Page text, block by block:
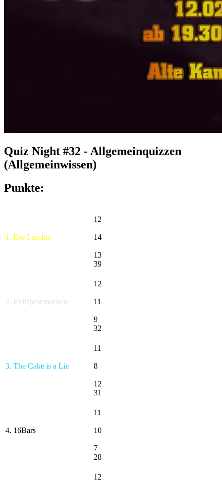
Quiz Night #32 - Allgemeinquizzen
(Allgemeinwissen)
Punkte:
1. Die Lurchis
12
14
13
39
2. Exilspasemacken
12
11
9
32
3. The Cake is a Lie
11
8
12
31
4. 16Bars
11
10
7
28
12